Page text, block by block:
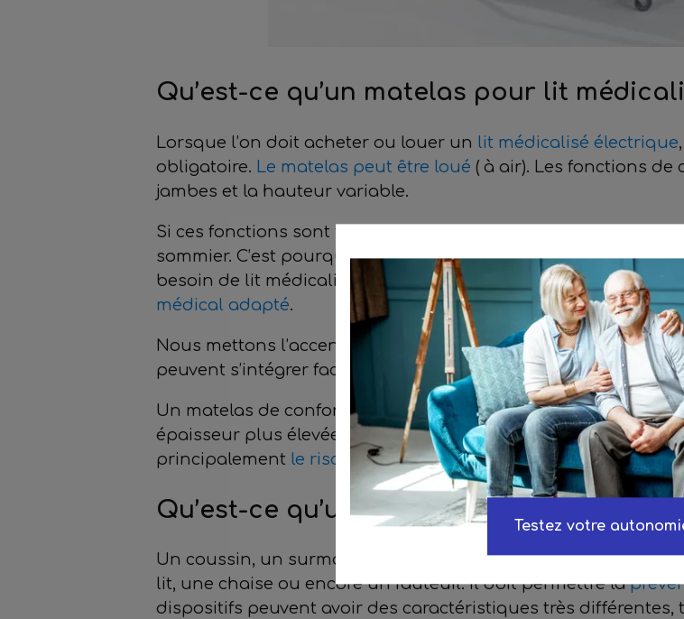
Qu’est-ce qu’un matelas pour lit
Lorsque l’on doit acheter ou louer un lit médicalisé électrique
obligatoire. Le matelas peut être loué ( à air). Les fonctions de
jambes et la hauteur variable.
Si ces fonctions sont faites pour apporter une aide, elles
sommier. C’est pourquoi, le matelas doit rester souple et
besoin de lit médicalisé est différent, nous vous proposons
médical adapté.
Nous mettons l’accent sur deux sortes de matelas : les
peuvent s’intégrer facilement à votre mobilier et votre
Un matelas de confort doit être un matelas assez souple
épaisseur plus élevée. Un matelas médicalisé sera, quant à
principalement le risque d’escarres.
Qu’est-ce qu’un matelas anti-escarres
Un coussin, un surmatelas ou un matelas anti-escarresest
lit, une chaise ou encore un fauteuil. Il doit permettre la
dispositifs peuvent avoir des caractéristiques très
Testez votre